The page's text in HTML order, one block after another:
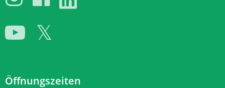
Öffnungszeiten